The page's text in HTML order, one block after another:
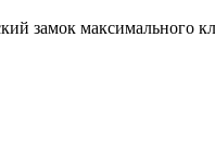
замок максимального